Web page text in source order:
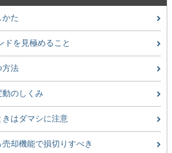
た
ドを見極めること
方法
のしくみ
はダマシに注意
却機能で損切りすべき